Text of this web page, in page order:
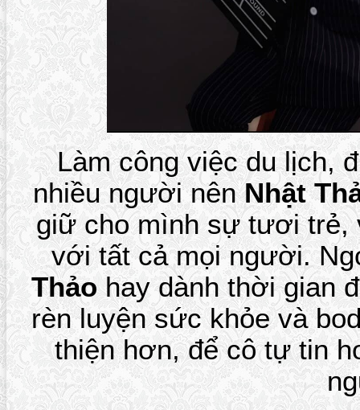
Làm công việc du lịch,
nhiều người nênNhật
giữ cho mình sự tươi trẻ,
với tất cả mọi người.
Thảohay dành thời gian
rèn luyện sức khỏe và
thiện hơn, để cô tự tin